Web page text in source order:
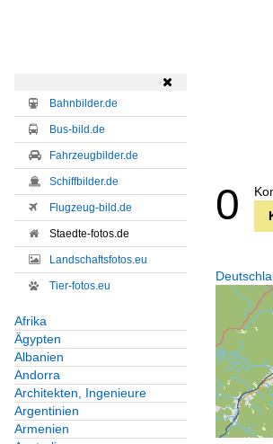

Bahnbilder.de
Bus-bild.de
Fahrzeugbilder.de
Schiffbilder.de
Flugzeug-bild.de
Staedte-fotos.de
Landschaftsfotos.eu
Tier-fotos.eu
Afrika
Ägypten
Albanien
Andorra
Architekten, Ingenieure
Argentinien
Armenien
0